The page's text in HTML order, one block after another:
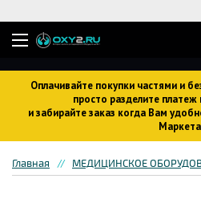
Оплачивайте покупки частями и
просто разделите платеж
и забирайте заказ когда Вам
Маркета
Главная МЕДИЦИНСКОЕ